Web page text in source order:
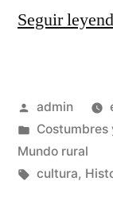
Seguir
Publicado
por
admin
Publicado
en
Mundo rural
Etiquetas:
cultura,